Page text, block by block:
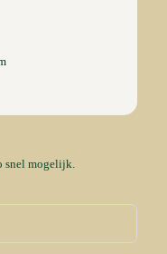
snel mogelijk.